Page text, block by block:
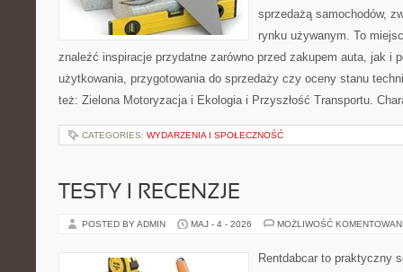
sprzedażą samochodów,
rynku używanym. To
znaleźć inspiracje przydatne zarówno przed zakupem auta, jak i
użytkowania, przygotowania do sprzedaży czy oceny stanu
też: Zielona Motoryzacja i Ekologia i Przyszłość Transportu.
CATEGORIES: WYDARZENIA I SPOŁECZNOŚĆ
TESTY I RECENZJE
POSTED BY ADMIN MAJ - 4 - 2026 MOŻLIWOŚĆ
Rentdabcar to praktyczny